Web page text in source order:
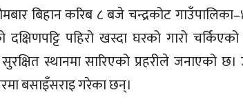
बिहान करिब ८ बजे चन्द्रकोट
दक्षिणपट्टि पहिरो खस्दा घरको गारो
सुरक्षित स्थानमा सारिएको प्रहरीले जनाएको
बसाइँसराइ गरेका छन्।